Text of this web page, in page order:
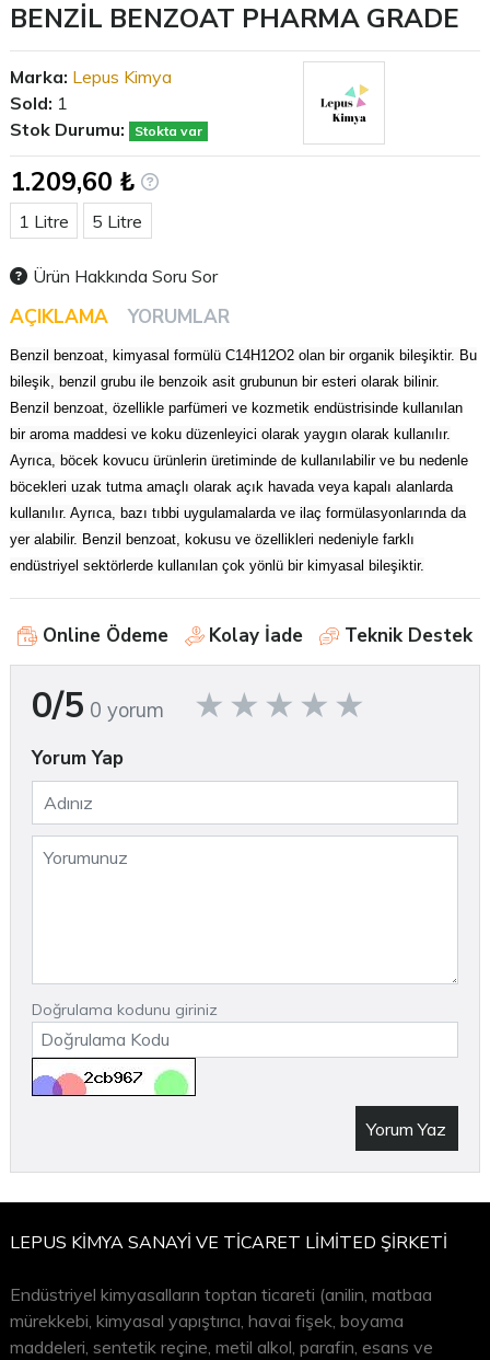
BENZİL BENZOAT PHARMA GRADE
Marka: Lepus Kimya
Sold: 1
Stok Durumu:
Stokta var
1.209,60 ₺
Litre
1 Litre 5 Litre
Ürün Hakkında Soru Sor
AÇIKLAMA YORUMLAR
Benzil benzoat, kimyasal formülü C14H12O2 olan bir organik bileşiktir. Bu
bileşik, benzil grubu ile benzoik asit grubunun bir esteri olarak bilinir.
Benzil benzoat, özellikle parfümeri ve kozmetik endüstrisinde kullanılan
bir aroma maddesi ve koku düzenleyici olarak yaygın olarak kullanılır.
Ayrıca, böcek kovucu ürünlerin üretiminde de kullanılabilir ve bu nedenle
böcekleri uzak tutma amaçlı olarak açık havada veya kapalı alanlarda
kullanılır. Ayrıca, bazı tıbbi uygulamalarda ve ilaç formülasyonlarında da
yer alabilir. Benzil benzoat, kokusu ve özellikleri nedeniyle farklı
endüstriyel sektörlerde kullanılan çok yönlü bir kimyasal bileşiktir.
Online Ödeme Kolay İade Teknik Destek
0/5 0 yorum
Yorum Yap
Doğrulama kodunu giriniz
Yorum Yaz
LEPUS KİMYA SANAYİ VE TİCARET LİMİTED ŞİRKETİ
Endüstriyel kimyasalların toptan ticareti (anilin, matbaa
mürekkebi, kimyasal yapıştırıcı, havai fişek, boyama
maddeleri, sentetik reçine, metil alkol, parafin, esans ve